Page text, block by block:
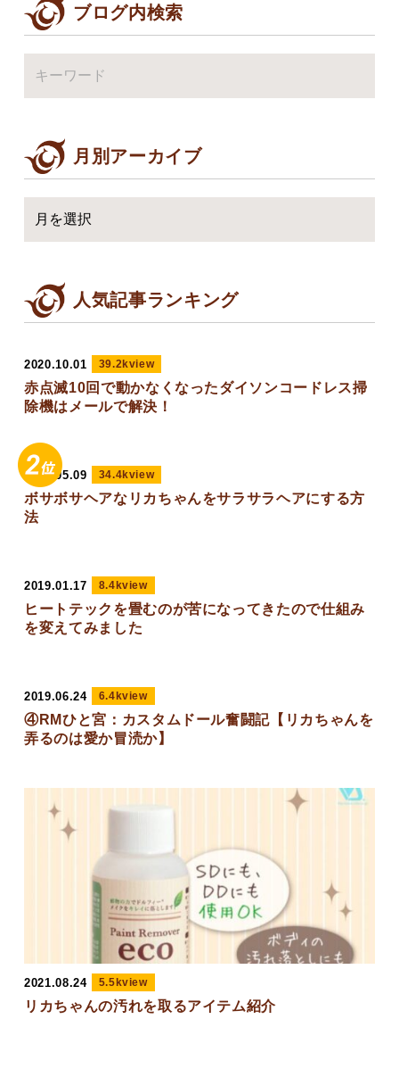
ブログ内検索
月別アーカイブ
人気記事ランキング
2020.10.01 39.2kview
赤点滅10回で動かなくなったダイソンコードレス掃
除機はメールで解決！
2020.05.09 34.4kview
ボサボサヘアなリカちゃんをサラサラヘアにする方
法
2019.01.17 8.4kview
ヒートテックを畳むのが苦になってきたので仕組み
を変えてみました
2019.06.24 6.4kview
④RMひと宮：カスタムドール奮闘記【リカちゃんを
弄るのは愛か冒涜か】
2021.08.24 5.5kview
リカちゃんの汚れを取るアイテム紹介